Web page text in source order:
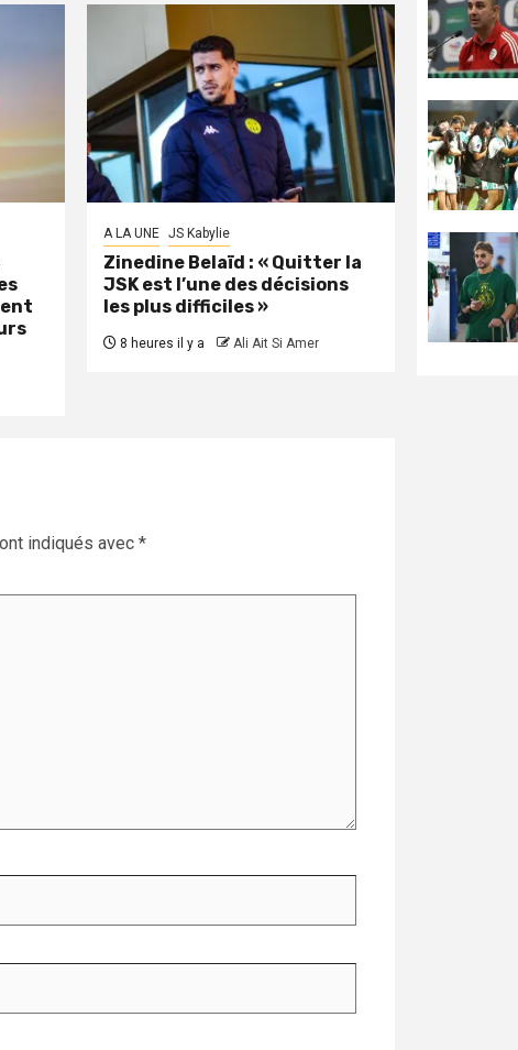
A LA UNE JS Kabylie
Zinedine Belaïd : « Quitter la
JSK est l’une des décisions
les plus difficiles »
8 heures il y a Ali Ait Si Amer
indiqués avec *